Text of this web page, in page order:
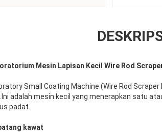
Mesin Lapisan Kecil Wire Rod
Small Coating Machine (Wire Rod
adalah mesin kecil yang menerapkan satu
padat.
kawat